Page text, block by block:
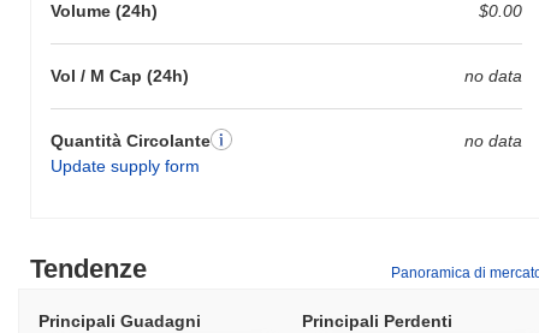
Volume (24h) $0.00
Vol / M Cap (24h) no data
Quantità Circolante
Update supply form
no data
Tendenze Panoramica di
Principali Guadagni Principali Perdenti